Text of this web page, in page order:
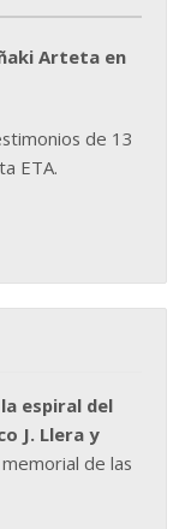
Arteta en
de 13
ETA.
la espiral del
J. Llera y
de las